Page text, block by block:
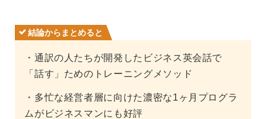
結論からまとめると
・通訳の人たちが開発したビジネス英会話で
「話す」ためのトレーニングメソッド
・多忙な経営者層に向けた濃密な1ヶ月プログラ
ムがビジネスマンにも好評